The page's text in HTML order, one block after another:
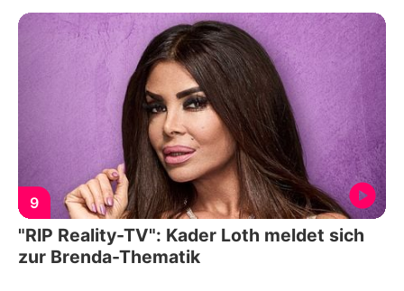
9
"RIP Reality-TV": Kader Loth meldet sich
zur Brenda-Thematik